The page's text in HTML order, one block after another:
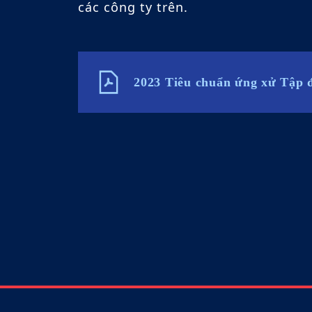
các công ty trên.
2023 Tiêu chuẩn ứng xử Tập